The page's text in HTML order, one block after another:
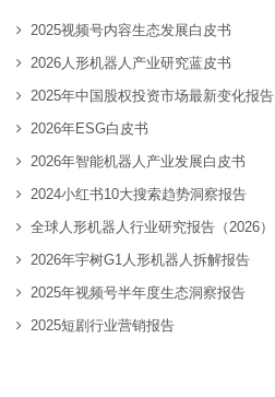
2025视频号内容生态发展白皮书
2026人形机器人产业研究蓝皮书
2025年中国股权投资市场最新变化报告
2026年ESG白皮书
2026年智能机器人产业发展白皮书
2024小红书10大搜索趋势洞察报告
全球人形机器人行业研究报告（2026）
2026年宇树G1人形机器人拆解报告
2025年视频号半年度生态洞察报告
2025短剧行业营销报告